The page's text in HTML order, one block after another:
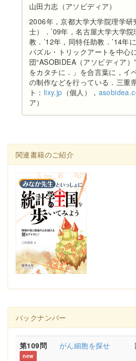
山田力志（アソビディア）
2006年，京都大学大学院理学研
士）．’09年，名古屋大学大学
教．’12年，同特任助教．’14年
パズル・トリックアートを中心
団“ASOBIDEA（アソビディア
をカタチに．」を合言葉に，イ
の制作などを行っている．三重
ト： lixy.jp （個人），
ア）
関連書籍のご紹介
バックナンバー
第109問
new
がん細胞を探せ